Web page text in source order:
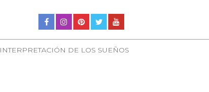
INTERPRETACIÓN DE LOS SUEÑOS